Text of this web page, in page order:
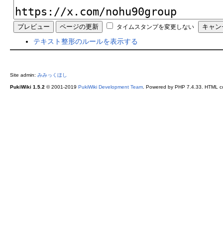
タイムスタンプを変更しない
テキスト整形のルールを表示する
Site admin: みみっくほし
PukiWiki 1.5.2 © 2001-2019 PukiWiki Development Team. Powered by PHP 7.4.33. HTML